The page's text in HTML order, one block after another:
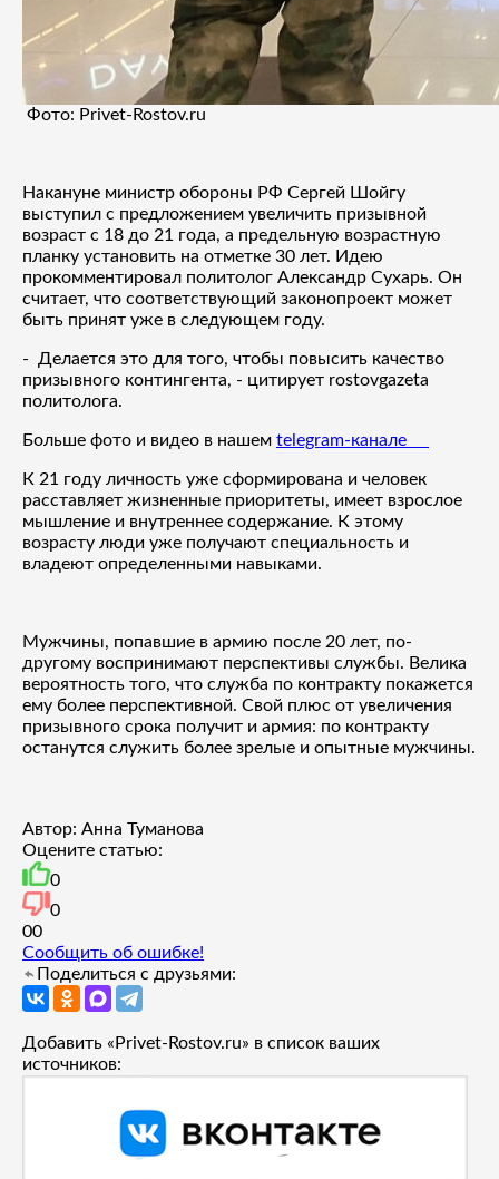
Фото: Privet-Rostov.ru
Накануне министр обороны РФ Сергей Шойгу
выступил с предложением увеличить призывной
возраст с 18 до 21 года, а предельную возрастную
планку установить на отметке 30 лет. Идею
прокомментировал политолог Александр Сухарь. Он
считает, что соответствующий законопроект может
быть принят уже в следующем году.
- Делается это для того, чтобы повысить качество
призывного контингента, - цитирует rostovgazeta
политолога.
Больше фото и видео в нашем telegram-канале
К 21 году личность уже сформирована и человек
расставляет жизненные приоритеты, имеет взрослое
мышление и внутреннее содержание. К этому
возрасту люди уже получают специальность и
владеют определенными навыками.
Мужчины, попавшие в армию после 20 лет, по-
другому воспринимают перспективы службы. Велика
вероятность того, что служба по контракту покажется
ему более перспективной. Свой плюс от увеличения
призывного срока получит и армия: по контракту
останутся служить более зрелые и опытные мужчины.
Автор: Анна Туманова
Оцените статью:
0
0
00
Сообщить об ошибке!
Поделиться с друзьями:
Добавить «Privet-Rostov.ru» в список ваших
источников: